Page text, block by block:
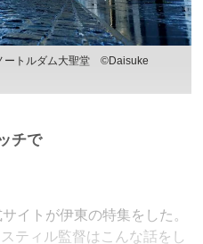
ートルダム大聖堂 ©︎Daisuke
チで
イトが伊東の特集をした。
ティル監督はこんな話をし